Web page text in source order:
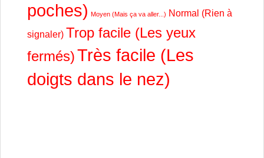
poches) Moyen (Mais ça va aller...) Normal (Rien à
signaler) Trop facile (Les yeux
fermés)Très facile (Les
doigts dans le nez)